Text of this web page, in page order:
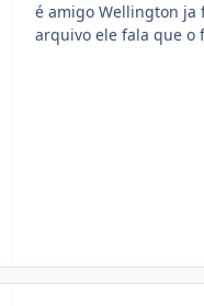
é amigo Wellington ja
arquivo ele fala que o